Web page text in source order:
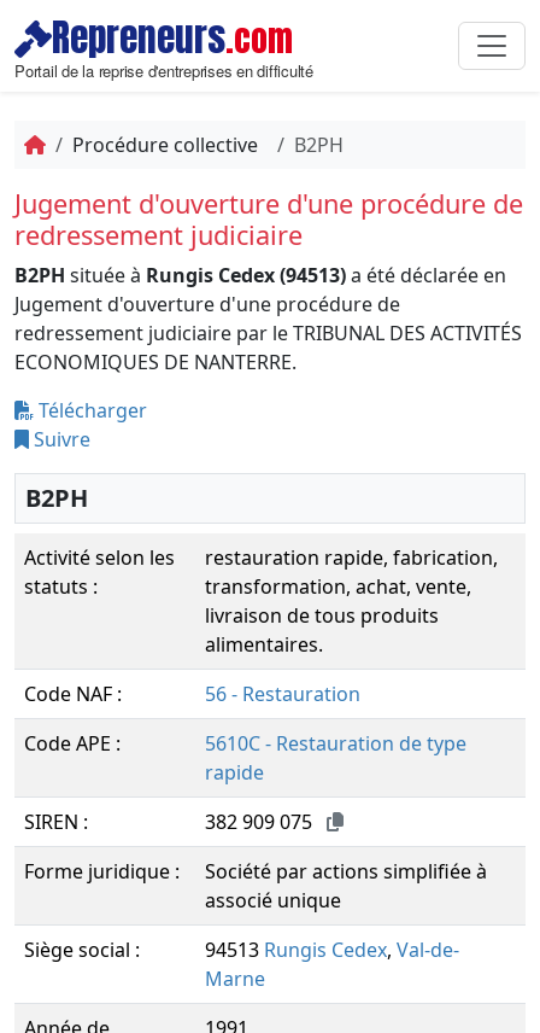
Repreneurs.com
Portail de la reprise d'entreprises en difficulté
Procédure collective B2PH
Jugement d'ouverture d'une procédure de
redressement judiciaire
B2PH située à Rungis Cedex (94513)a été déclarée en
Jugement d'ouverture d'une procédure de
redressement judiciaire par le TRIBUNAL DES ACTIVITÉS
ECONOMIQUES DE NANTERRE.
Télécharger
Suivre
B2PH
Activité selon les
statuts :
restauration rapide, fabrication,
transformation, achat, vente,
livraison de tous produits
alimentaires.
Code NAF :
56 - Restauration
Code APE :
5610C - Restauration de type
rapide
SIREN :
382 909 075
Forme juridique :
Société par actions simplifiée à
associé unique
Siège social :
94513 Rungis Cedex, Val-de-
Marne